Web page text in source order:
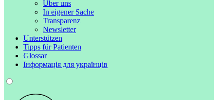
Über uns
In eigener Sache
Transparenz
Newsletter
Unterstützen
Tipps für Patienten
Glossar
Інформація для українців